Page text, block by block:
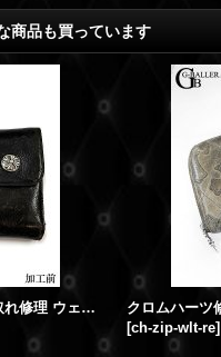
商品も買っています
クロムハーツ修理 財布 ボタン取れ修理 ウェーブウォレット クロスボール ボタン取れ 取付加工
[ch-zip-wlt-re]